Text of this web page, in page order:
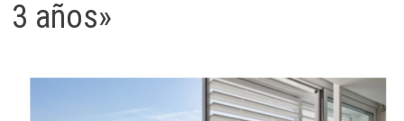
3 años»